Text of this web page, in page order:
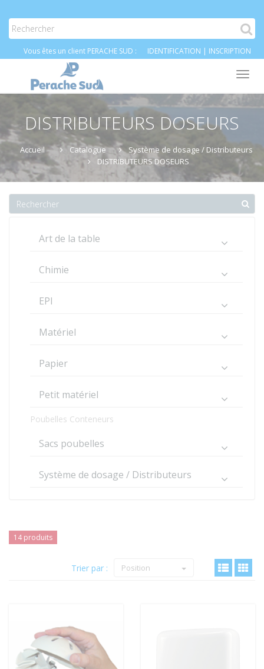
Vous êtes un client PERACHE SUD : IDENTIFICATION | INSCRIPTION
DISTRIBUTEURS DOSEURS
Accueil Catalogue
Système de dosage / Distributeurs
DISTRIBUTEURS DOSEURS
Art de la table
Chimie
EPI
Matériel
Papier
Petit matériel
Poubelles Conteneurs
Sacs poubelles
Système de dosage / Distributeurs
14 produits
Trier par : Position